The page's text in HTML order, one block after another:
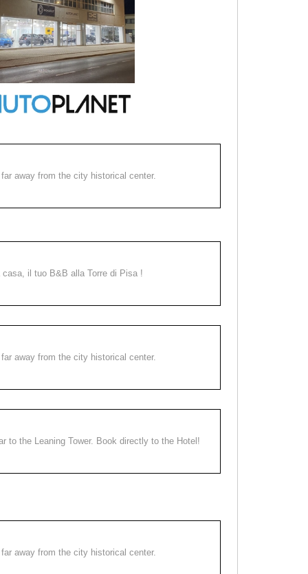
away from the city historical center.
il tuo B&B alla Torre di Pisa !
away from the city historical center.
to the Leaning Tower. Book directly to the Hotel!
away from the city historical center.